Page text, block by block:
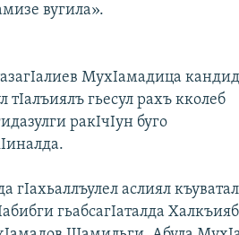
вугила».
МухIамадица
тIалъиялъ гьесул рахъ кколеб
ракIчIун буго
аслиял
гьабсагIаталда Халкъияб